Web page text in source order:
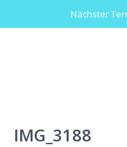
Nächster
IMG_3188